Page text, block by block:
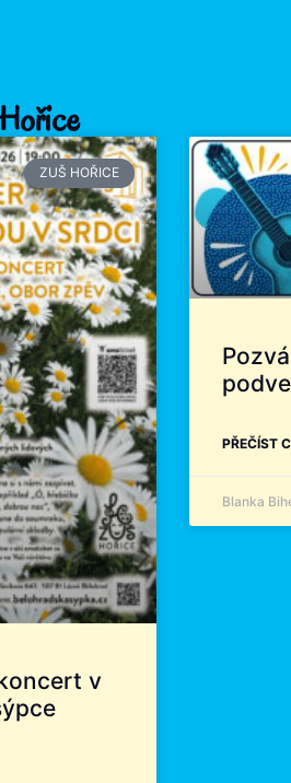
ZUŠ HOŘICE
v
PŘEČÍST
Blanka